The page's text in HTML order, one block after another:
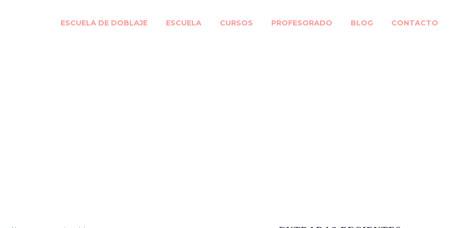
ESCUELA DE DOBLAJE ESCUELA CURSOS PROFESORADO BLOG CONTACTO